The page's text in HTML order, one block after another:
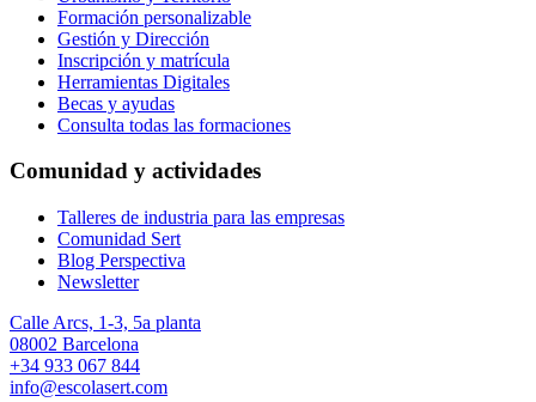
Formación personalizable
Gestión y Dirección
Inscripción y matrícula
Herramientas Digitales
Becas y ayudas
Consulta todas las formaciones
Comunidad y actividades
Talleres de industria para las empresas
Comunidad Sert
Blog Perspectiva
Newsletter
Calle Arcs, 1-3, 5a planta
08002 Barcelona
+34 933 067 844
info@escolasert.com